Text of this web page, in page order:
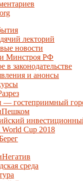
лекторий
новости
Минстроя РФ
в законодательстве
и анонсы
— гостеприимный
Cup 2018
среда